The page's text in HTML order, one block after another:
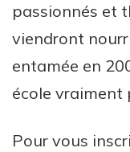
passionnés et
viendront
entamée en
école vraiment
Pour vous